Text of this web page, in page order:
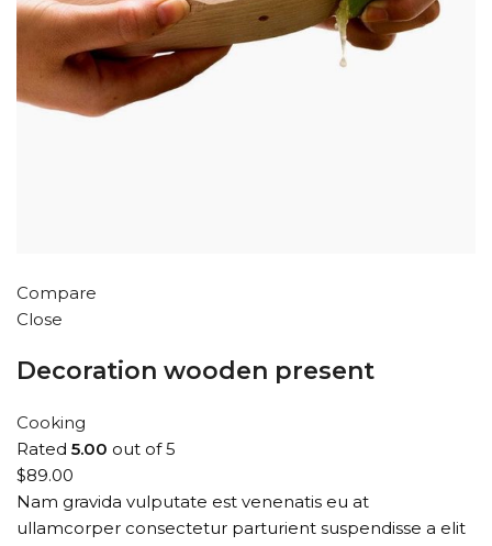
Compare
Close
Decoration wooden present
Cooking
Rated 5.00 out of 5
$89.00
Nam gravida vulputate est venenatis eu at
ullamcorper consectetur parturient suspendisse a elit